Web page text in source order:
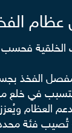
عظام
الخلقية
مفصل
تتسبب في
العظام
فئة